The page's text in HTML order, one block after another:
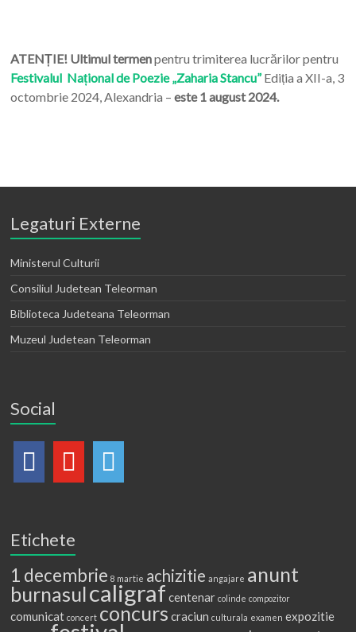
ATENȚIE! Ultimul termenpentru trimiterea lucrărilor pentru
Festivalul Național de Poezie „Zaharia Stancu”Ediția a XII-a, 3
octombrie 2024, Alexandria – este 1 august 2024.
Legaturi Externe
Ministerul Culturii
Consiliul Judetean Teleorman
Biblioteca Judeteana Teleorman
Muzeul Judetean Teleorman
Social
Etichete
1 decembrie 8 martie achizitie angajare anunt
burnasulcaligraf centenar colinde compozitor
comunicat concert concurs craciun culturala examen expozitie